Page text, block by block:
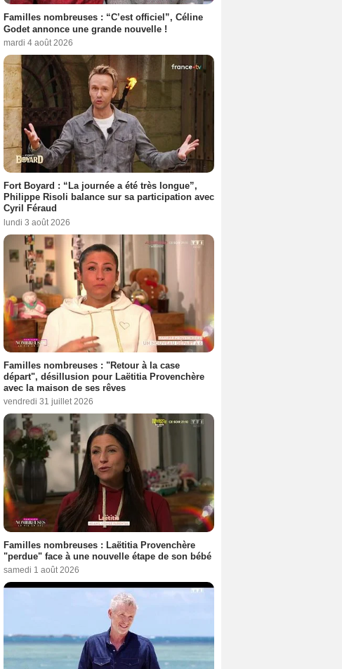
Familles nombreuses : “C’est officiel”, Céline
Godet annonce une grande nouvelle !
mardi 4 août 2026
Fort Boyard : “La journée a été très longue”,
Philippe Risoli balance sur sa participation avec
Cyril Féraud
lundi 3 août 2026
Familles nombreuses : "Retour à la case
départ", désillusion pour Laëtitia Provenchère
avec la maison de ses rêves
vendredi 31 juillet 2026
Familles nombreuses : Laëtitia Provenchère
"perdue" face à une nouvelle étape de son bébé
samedi 1 août 2026